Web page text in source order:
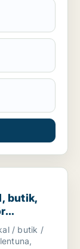
eller
butik,
eller
/ butik /